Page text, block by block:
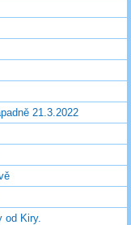
21.3.2022
od Kiry.